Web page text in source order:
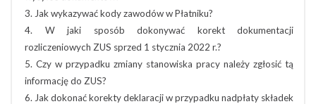
3. Jak wykazywać kody zawodów w Płatniku?
4. W jaki sposób dokonywać korekt dokumentacji
rozliczeniowych ZUS sprzed 1 stycznia 2022 r.?
5. Czy w przypadku zmiany stanowiska pracy należy zgłosić tą
informację do ZUS?
6. Jak dokonać korekty deklaracji w przypadku nadpłaty składek